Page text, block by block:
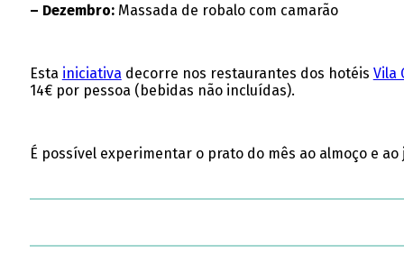
– Dezembro:Massada de robalo com camarão
Esta iniciativa decorre nos restaurantes dos hotéis Vila
14€ por pessoa (bebidas não incluídas).
É possível experimentar o prato do mês ao almoço e